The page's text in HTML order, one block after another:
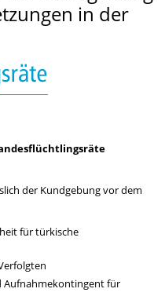
in der
der Kundgebung vor dem
für türkische
Aufnahmekontingent für